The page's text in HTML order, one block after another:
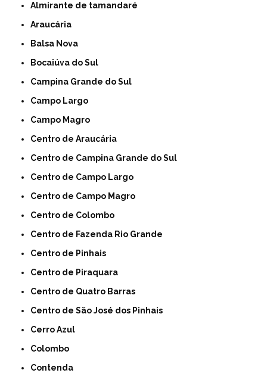
Almirante de tamandaré
Araucária
Balsa Nova
Bocaiúva do Sul
Campina Grande do Sul
Campo Largo
Campo Magro
Centro de Araucária
Centro de Campina Grande do Sul
Centro de Campo Largo
Centro de Campo Magro
Centro de Colombo
Centro de Fazenda Rio Grande
Centro de Pinhais
Centro de Piraquara
Centro de Quatro Barras
Centro de São José dos Pinhais
Cerro Azul
Colombo
Contenda